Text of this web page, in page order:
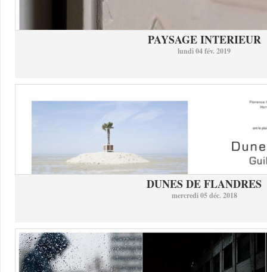
PAYSAGE INTERIEUR
lundi 04 fév. 2019
DUNES DE FLANDRES
mercredi 05 déc. 2018